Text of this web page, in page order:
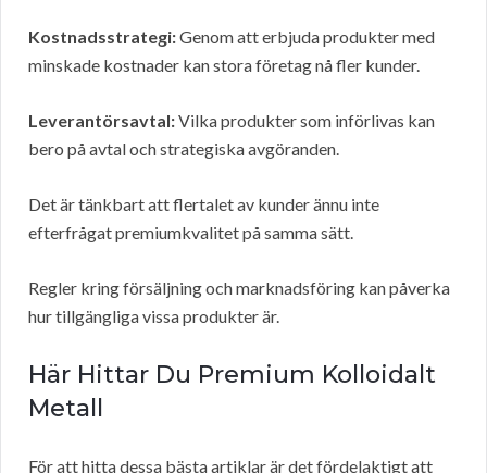
Kostnadsstrategi:Genom att erbjuda produkter med
minskade kostnader kan stora företag nå fler kunder.
Leverantörsavtal:Vilka produkter som införlivas kan
bero på avtal och strategiska avgöranden.
Det är tänkbart att flertalet av kunder ännu inte
efterfrågat premiumkvalitet på samma sätt.
Regler kring försäljning och marknadsföring kan påverka
hur tillgängliga vissa produkter är.
Här Hittar Du Premium Kolloidalt
Metall
För att hitta dessa bästa artiklar är det fördelaktigt att